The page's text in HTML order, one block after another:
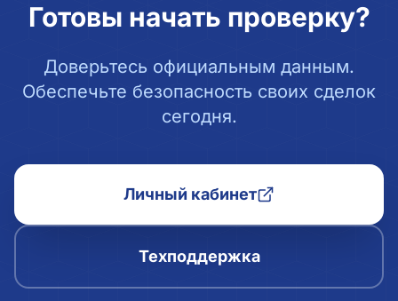
Готовы начать проверку?
Доверьтесь официальным данным.
Обеспечьте безопасность своих сделок
сегодня.
Личный кабинет
Техподдержка